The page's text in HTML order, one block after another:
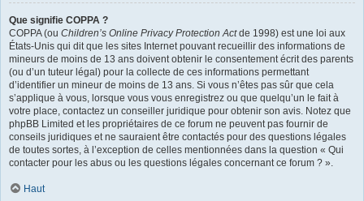
Que signifie COPPA ?
COPPA (ou Children’s Online Privacy Protection Actde 1998) est une loi aux
États-Unis qui dit que les sites Internet pouvant recueillir des informations de
mineurs de moins de 13 ans doivent obtenir le consentement écrit des parents
(ou d’un tuteur légal) pour la collecte de ces informations permettant
d’identifier un mineur de moins de 13 ans. Si vous n’êtes pas sûr que cela
s’applique à vous, lorsque vous vous enregistrez ou que quelqu’un le fait à
votre place, contactez un conseiller juridique pour obtenir son avis. Notez que
phpBB Limited et les propriétaires de ce forum ne peuvent pas fournir de
conseils juridiques et ne sauraient être contactés pour des questions légales
de toutes sortes, à l’exception de celles mentionnées dans la question « Qui
contacter pour les abus ou les questions légales concernant ce forum ? ».
Haut